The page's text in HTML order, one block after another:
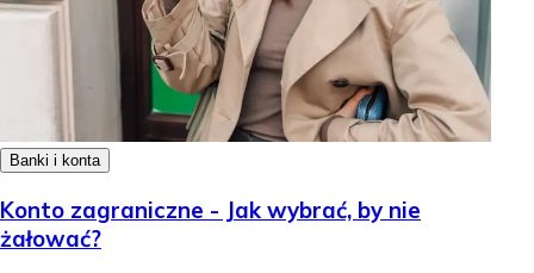
Banki i konta
Konto zagraniczne - Jak wybrać, by nie
żałować?